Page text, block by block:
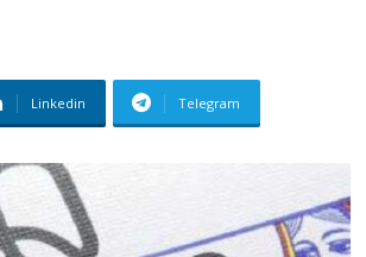
Linkedin Telegram